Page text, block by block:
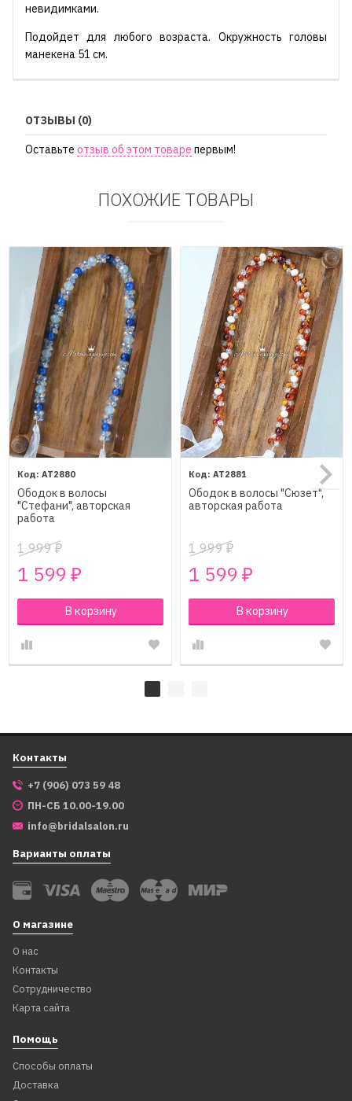
невидимками.
Подойдет для любого возраста. Окружность головы
манекена 51 см.
ОТЗЫВЫ (0)
Оставьте отзыв об этом товаре первым!
ПОХОЖИЕ ТОВАРЫ
AT2880
Ободок в волосы
"Стефани", авторская
работа
1 999₽
1 599 ₽
В корзину
AT2881
Ободок в волосы "Сюзет",
авторская работа
1 999₽
1 599 ₽
В корзину
Контакты
+7 (906) 073 59 48
ПН-СБ 10.00-19.00
info@bridalsalon.ru
Варианты оплаты
О магазине
О нас
Контакты
Сотрудничество
Карта сайта
Помощь
Способы оплаты
Доставка